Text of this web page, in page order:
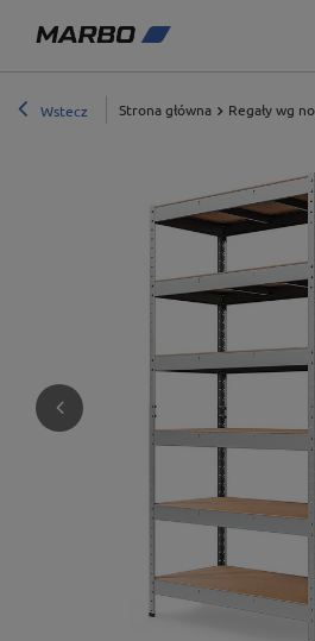
Wstecz Strona główna Regały wg